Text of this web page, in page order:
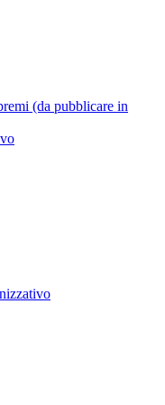
(da pubblicare in